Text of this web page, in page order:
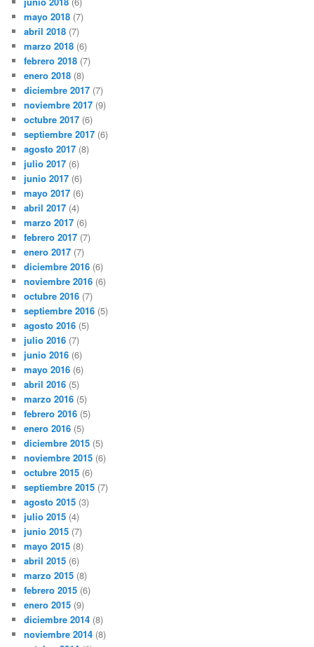
mayo 2018 (7)
abril 2018 (7)
marzo 2018 (6)
febrero 2018 (7)
enero 2018 (8)
diciembre 2017 (7)
noviembre 2017 (9)
octubre 2017 (6)
septiembre 2017 (6)
agosto 2017 (8)
julio 2017 (6)
junio 2017 (6)
mayo 2017 (6)
abril 2017 (4)
marzo 2017 (6)
febrero 2017 (7)
enero 2017 (7)
diciembre 2016 (6)
noviembre 2016 (6)
octubre 2016 (7)
septiembre 2016 (5)
agosto 2016 (5)
julio 2016 (7)
junio 2016 (6)
mayo 2016 (6)
abril 2016 (5)
marzo 2016 (5)
febrero 2016 (5)
enero 2016 (5)
diciembre 2015 (5)
noviembre 2015 (6)
octubre 2015 (6)
septiembre 2015 (7)
agosto 2015 (3)
julio 2015 (4)
junio 2015 (7)
mayo 2015 (8)
abril 2015 (6)
marzo 2015 (8)
febrero 2015 (6)
enero 2015 (9)
diciembre 2014 (8)
noviembre 2014 (8)